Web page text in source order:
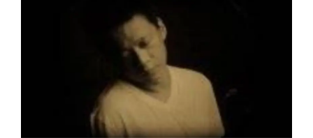
VANDERBILT
TO
OPEN
THE
10TH
ROME